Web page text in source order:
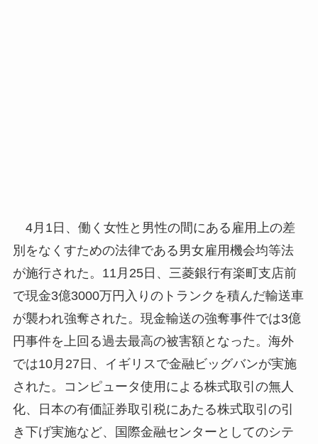
4月1日、働く女性と男性の間にある雇用上の差
別をなくすための法律である男女雇用機会均等法
が施行された。11月25日、三菱銀行有楽町支店前
で現金3億3000万円入りのトランクを積んだ輸送車
が襲われ強奪された。現金輸送の強奪事件では3億
円事件を上回る過去最高の被害額となった。海外
では10月27日、イギリスで金融ビッグバンが実施
された。コンピュータ使用による株式取引の無人
化、日本の有価証券取引税にあたる株式取引の引
き下げ実施など、国際金融センターとしてのシテ